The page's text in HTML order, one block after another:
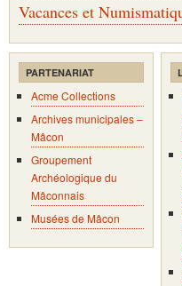
Vacances et
PARTENARIAT
Acme Collections
Archives municipales –
Mâcon
Groupement
Archéologique du
Mâconnais
Musées de Mâcon